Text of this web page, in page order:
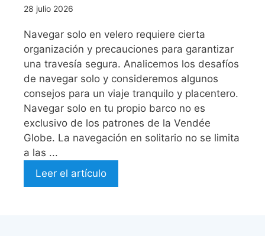
28 julio 2026
Navegar solo en velero requiere cierta
organización y precauciones para garantizar
una travesía segura. Analicemos los desafíos
de navegar solo y consideremos algunos
consejos para un viaje tranquilo y placentero.
Navegar solo en tu propio barco no es
exclusivo de los patrones de la Vendée
Globe. La navegación en solitario no se limita
a las ...
Leer el artículo